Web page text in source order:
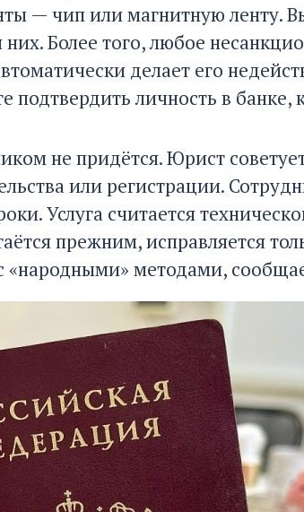
— чип или магнитную ленту.
Более того, любое
делает его
личность в банке,
не придётся. Юрист
или регистрации.
Услуга считается
прежним, исправляется
«народными» методами,